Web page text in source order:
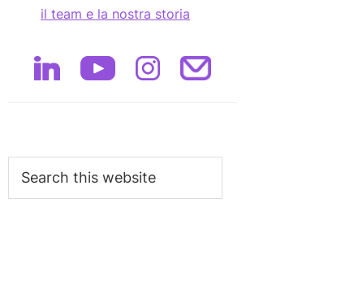
il team e la nostra storia
this